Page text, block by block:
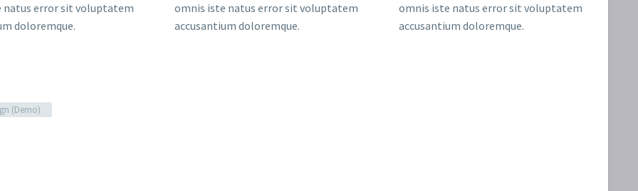
natus error sit voluptatem
doloremque.
omnis iste natus error sit voluptatem
accusantium doloremque.
omnis iste natus error sit voluptatem
accusantium doloremque.
(Demo)